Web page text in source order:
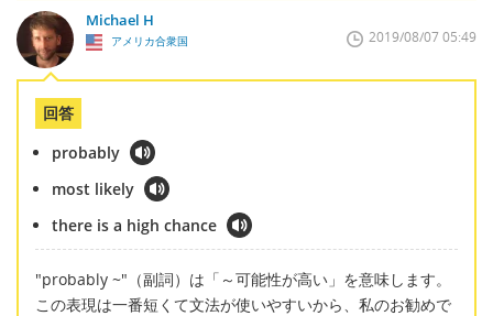
Michael H
アメリカ合衆国 2019/08/07 05:49
回答
probably
most likely
there is a high chance
"probably ~"（副詞）は「～可能性が高い」を意味します。
この表現は一番短くて文法が使いやすいから、私のお勧めで